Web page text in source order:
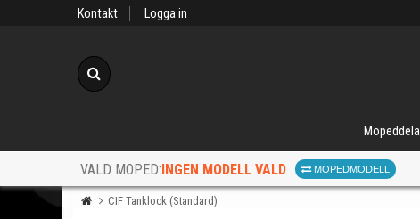
Kontakt Logga in
VALD MOPED:INGEN MODELL VALD MOPEDMODELL
CIF Tanklock (Standard)